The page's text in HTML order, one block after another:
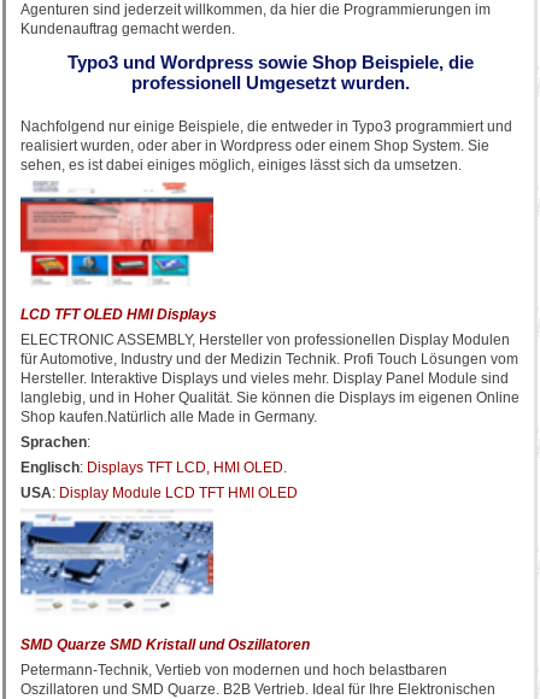
Agenturen sind jederzeit willkommen, da hier die Programmierungen im
Kundenauftrag gemacht werden.
Typo3 und Wordpress sowie Shop Beispiele, die
professionell Umgesetzt wurden.
Nachfolgend nur einige Beispiele, die entweder in Typo3 programmiert und
realisiert wurden, oder aber in Wordpress oder einem Shop System. Sie
sehen, es ist dabei einiges möglich, einiges lässt sich da umsetzen.
LCD TFT OLED HMI Displays
ELECTRONIC ASSEMBLY, Hersteller von professionellen Display Modulen
für Automotive, Industry und der Medizin Technik. Profi Touch Lösungen vom
Hersteller. Interaktive Displays und vieles mehr. Display Panel Module sind
langlebig, und in Hoher Qualität. Sie können die Displays im eigenen Online
Shop kaufen.Natürlich alle Made in Germany.
Sprachen:
Englisch: Displays TFT LCD, HMI OLED.
USA: Display Module LCD TFT HMI OLED
SMD Quarze SMD Kristall und Oszillatoren
Petermann-Technik, Vertieb von modernen und hoch belastbaren
Oszillatoren und SMD Quarze. B2B Vertrieb. Ideal für Ihre Elektronischen